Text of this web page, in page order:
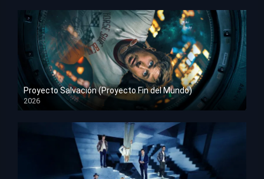
Proyecto Salvación (Proyecto Fin del Mundo)
2026
HD 1080p